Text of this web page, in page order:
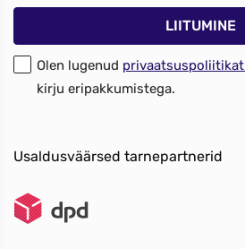
Olen lugenud privaatsuspoliitikat
kirju eripakkumistega.
Usaldusväärsed tarnepartnerid